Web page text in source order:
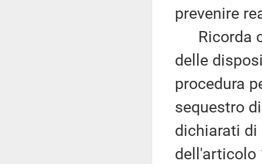
prevenire
Ricorda
delle
procedura
sequestro
dichiarati di
dell'articolo